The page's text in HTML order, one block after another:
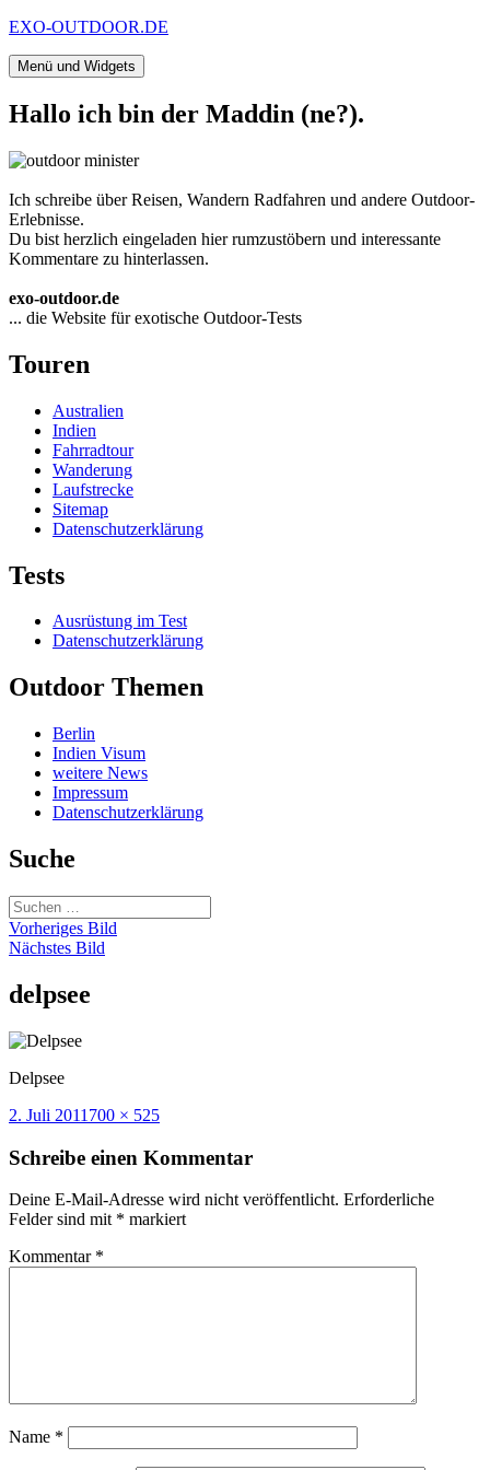
Zum
springen
EXO-OUTDOOR.DE
Menü und Widgets
Hallo ich bin der Maddin (ne?).
Ich schreibe über Reisen, Wandern Radfahren und andere Outdoor-
Erlebnisse.
Du bist herzlich eingeladen hier rumzustöbern und interessante
Kommentare zu hinterlassen.
exo-outdoor.de
... die Website für exotische Outdoor-Tests
Touren
Australien
Indien
Fahrradtour
Wanderung
Laufstrecke
Sitemap
Datenschutzerklärung
Tests
Ausrüstung im Test
Datenschutzerklärung
Outdoor Themen
Berlin
Indien Visum
weitere News
Impressum
Datenschutzerklärung
Suche
Suchen
nach:
Vorheriges Bild
Nächstes Bild
delpsee
Delpsee
Veröffentlicht
2. Juli 2011 Volle
700 × 525
Schreibe einen Kommentar
Deine E-Mail-Adresse wird nicht veröffentlicht. Erforderliche
Felder sind mit * markiert
Kommentar *
Name *